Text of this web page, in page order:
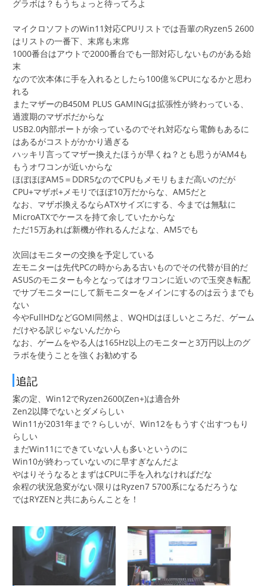
グラボは？もうちょっと待ってろよ
マイクロソフトのWin11対応CPUリストでは吾輩のRyzen5 2600
はリストの一番下、末席も末席
1000番台はアウトで2000番台でも一部対応しないものがある始
末
なので次本体に手を入れるとしたら100億％CPUになるかと思わ
れる
またマザーのB450M PLUS GAMINGは拡張性が終わっている、
過渡期のマザボだからな
USB2.0内部ポートが余っているのでそれ対応なら電飾もあるに
はあるがコストがかかり過ぎる
ハッキリ言ってマザー換えたほうが早くね？とも思うがAM4も
もうオワコンが近いからな
ほぼほぼAM5＝DDR5なのでCPUもメモリもまだ高いのだが
CPU+マザボ+メモリでほぼ10万だからな、AM5だと
なお、マザボ換えるならATXサイズにする、今までは無駄に
MicroATXでケースを持て余していたからな
ただ15万あれば新機が作れるんだよな、AM5でも
次回はモニターの交換を予定している
左モニターは先代PCの時からある古いものでその代替が目的だ
ASUSのモニターも今となってはオワコンに近いので玉突き転配
でサブモニターにして新モニターをメインにするのは云うまでも
ない
今やFullHDなどGOMI同然よ、WQHDはほしいところだ、ゲーム
だけやる訳じゃないんだから
なお、ゲームをやる人は165Hz以上のモニターと3万円以上のグ
ラボを使うことを強くお勧めする
追記
案の定、Win12でRyzen2600(Zen+)は適合外
Zen2以降でないとダメらしい
Win11が2031年まで？らしいが、Win12をもうすぐ出すつもり
らしい
まだWin11にできていない人も多いというのに
Win10が終わっていないのに早すぎなんだよ
やはりそうなるとまずはCPUに手を入れなければだな
余程の状況急変がない限りはRyzen7 5700系になるだろうな
ではRYZENと共にあらんことを！